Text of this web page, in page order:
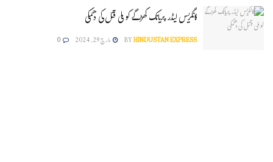
کانگریس لیڈر پریانک کھڑگے کو ملی قتل کی دھمکی
BYHINDUSTAN EXPRESS مارچ 29, 2024 0